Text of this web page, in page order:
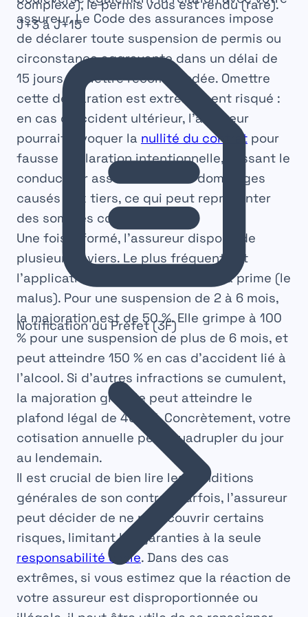
complexe), le permis vous est rendu (rare).
J+3 à J+15
Notification du Préfet (3F)
assureur. Le Code des assurances impose
de déclarer toute suspension de permis ou
circonstance aggravante dans un délai de
15 jourspar lettre recommandée. Omettre
cette déclaration est extrêmement risqué :
en cas d’accident ultérieur, l’assureur
pourrait invoquer la nullité du contrat pour
fausse déclaration intentionnelle, laissant le
conducteur assumer seul les dommages
causés aux tiers, ce qui peut représenter
des sommes colossales.
Une fois informé, l’assureur dispose de
plusieurs leviers. Le plus fréquent est
l’application d’une majoration de la prime (le
malus). Pour une suspension de 2 à 6 mois,
la majoration est de 50 %. Elle grimpe à 100
% pour une suspension de plus de 6 mois, et
peut atteindre 150 % en cas d’accident lié à
l’alcool. Si d’autres infractions se cumulent,
la majoration globale peut atteindre le
plafond légal de 400 %. Concrètement, votre
cotisation annuelle peut quadrupler du jour
au lendemain.
Il est crucial de bien lire les conditions
générales de son contrat. Parfois, l’assureur
peut décider de ne plus couvrir certains
risques, limitant les garanties à la seule
responsabilité civile. Dans des cas
extrêmes, si vous estimez que la réaction de
votre assureur est disproportionnée ou